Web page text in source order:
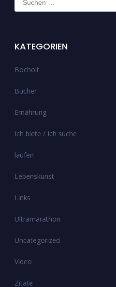
nach:
KATEGORIEN
Bocholt
Bücher
Ernährung
Ich biete / Ich suche
laufen
Lebenskunst
Links
Ultramarathon
Uncategorized
Video
Zitate